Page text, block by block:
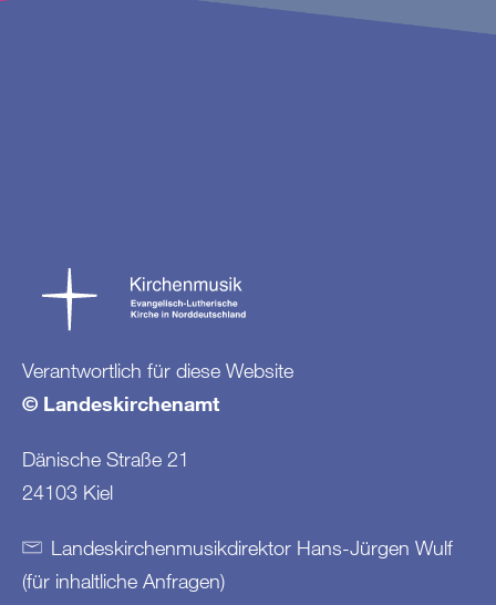
Verantwortlich für diese Website
© Landeskirchenamt
Dänische Straße 21
24103 Kiel
Landeskirchenmusikdirektor Hans-Jürgen Wulf
(für inhaltliche Anfragen)